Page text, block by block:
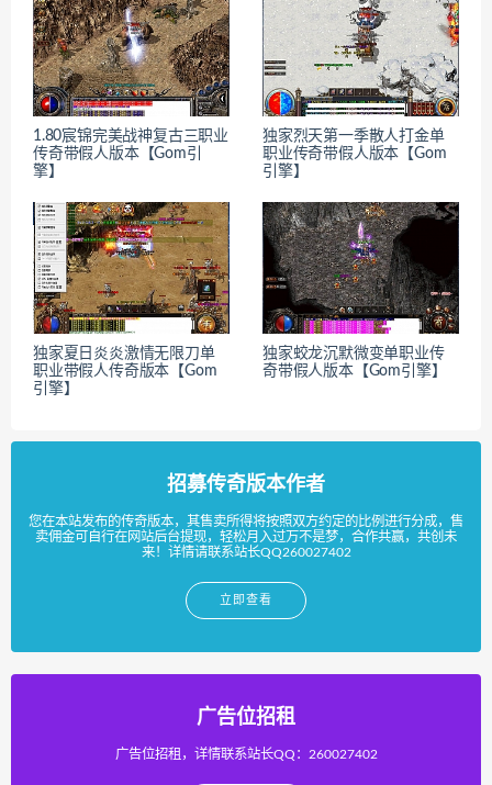
1.80宸锦完美战神复古三职业
传奇带假人版本【Gom引
擎】
独家烈天第一季散人打金单
职业传奇带假人版本【Gom
引擎】
独家夏日炎炎激情无限刀单
职业带假人传奇版本【Gom
引擎】
独家蛟龙沉默微变单职业传
奇带假人版本【Gom引擎】
招募传奇版本作者
您在本站发布的传奇版本，其售卖所得将按照双方约定的比例进行分成，售
卖佣金可自行在网站后台提现，轻松月入过万不是梦，合作共赢，共创未
来！详情请联系站长QQ260027402
立即查看
广告位招租
广告位招租，详情联系站长QQ：260027402